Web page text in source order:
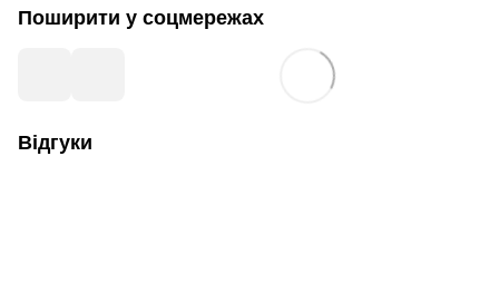
Поширити у соцмережах
Відгуки